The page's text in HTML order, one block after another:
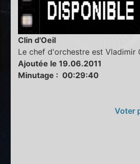
Clin d'Oeil
Le chef d'orchestre est Vladimir
Ajoutée le 19.06.2011
Minutage : 00:29:40
Voter